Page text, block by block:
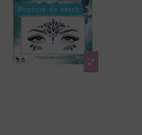
Rupture de stock